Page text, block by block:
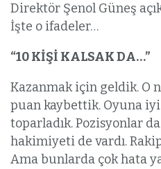
Direktör Şenol Güneş
İşte o ifadeler…
“10 KİŞİ KALSAK DA…”
Kazanmak için geldik. O
puan kaybettik. Oyuna
toparladık. Pozisyonlar
hakimiyeti de vardı.
Ama bunlarda çok hata